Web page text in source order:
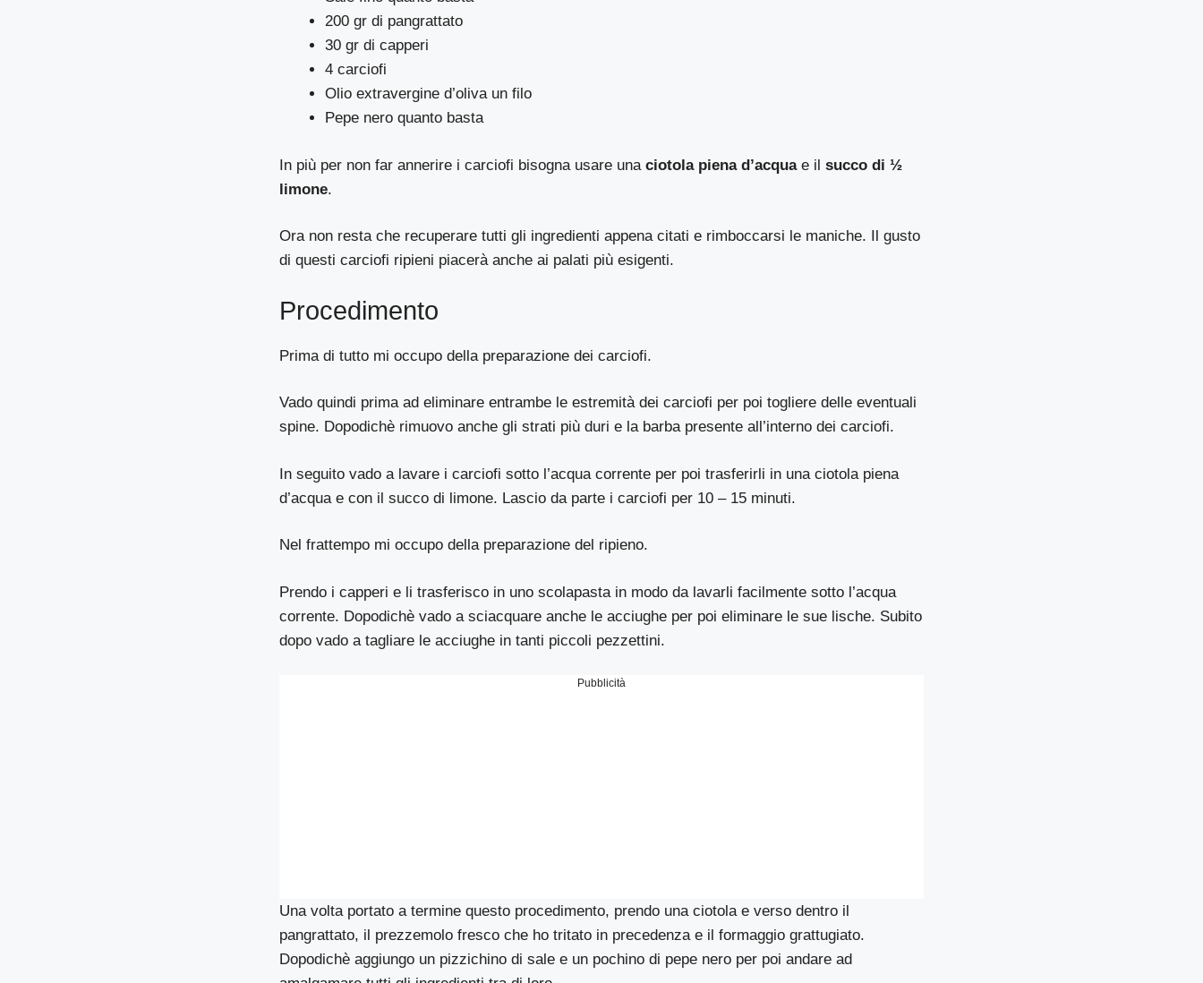
200 gr di pangrattato
30 gr di capperi
4 carciofi
Olio extravergine d’oliva un filo
Pepe nero quanto basta
In più per non far annerire i carciofi bisogna usare unaciotola piena d’acquae ilsucco di ½
limone.
Ora non resta che recuperare tutti gli ingredienti appena citati e rimboccarsi le maniche. Il gusto
di questi carciofi ripieni piacerà anche ai palati più esigenti.
Procedimento
Prima di tutto mi occupo della preparazione dei carciofi.
Vado quindi prima ad eliminare entrambe le estremità dei carciofi per poi togliere delle eventuali
spine. Dopodichè rimuovo anche gli strati più duri e la barba presente all’interno dei carciofi.
In seguito vado a lavare i carciofi sotto l’acqua corrente per poi trasferirli in una ciotola piena
d’acqua e con il succo di limone. Lascio da parte i carciofi per 10 – 15 minuti.
Nel frattempo mi occupo della preparazione del ripieno.
Prendo i capperi e li trasferisco in uno scolapasta in modo da lavarli facilmente sotto l’acqua
corrente. Dopodichè vado a sciacquare anche le acciughe per poi eliminare le sue lische. Subito
dopo vado a tagliare le acciughe in tanti piccoli pezzettini.
Pubblicità
Una volta portato a termine questo procedimento, prendo una ciotola e verso dentro il
pangrattato, il prezzemolo fresco che ho tritato in precedenza e il formaggio grattugiato.
Dopodichè aggiungo un pizzichino di sale e un pochino di pepe nero per poi andare ad